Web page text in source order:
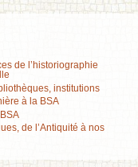
de l’historiographie
institutions
à la BSA
de l’Antiquité à nos